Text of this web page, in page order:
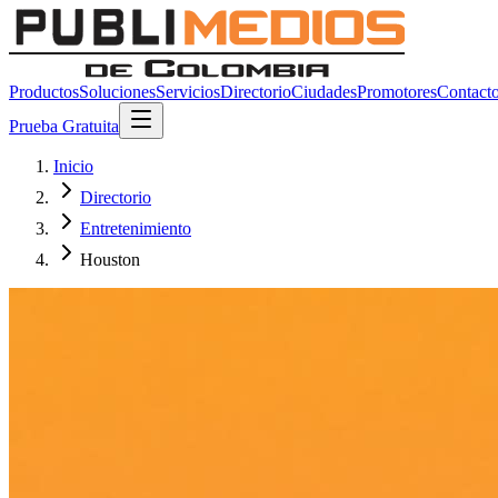
ProductosSolucionesServiciosDirectorioCiudadesPromotores
Prueba Gratuita
Inicio
Directorio
Entretenimiento
Houston